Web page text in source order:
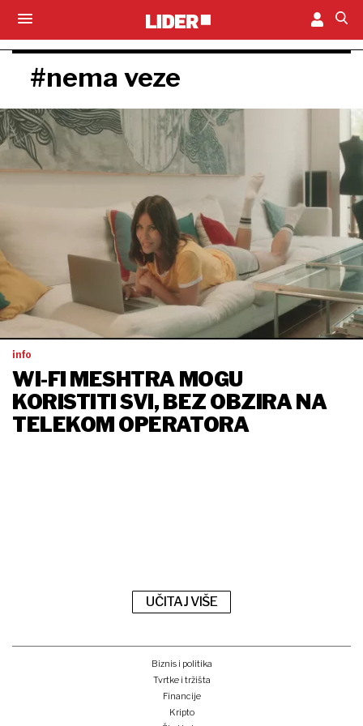
#nema veze
info
WI-FI MESHTRA MOGU
KORISTITI SVI, BEZ OBZIRA NA
TELEKOM OPERATORA
UČITAJ VIŠE
Biznis i politika
Tvrtke i tržišta
Financije
Kripto